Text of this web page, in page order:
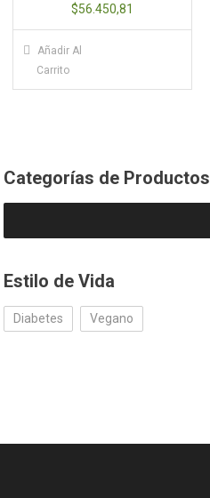
$56.450,81
Añadir Al
Carrito
Categorías de Productos
Estilo de Vida
Diabetes Vegano